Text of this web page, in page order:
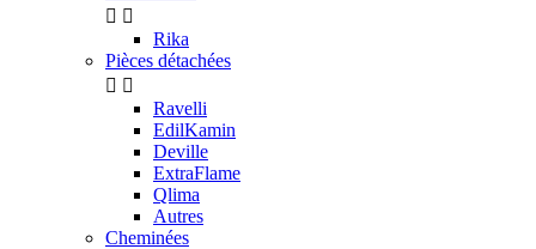
 
Rika
Pièces détachées
 
Ravelli
EdilKamin
Deville
ExtraFlame
Qlima
Autres
Cheminées